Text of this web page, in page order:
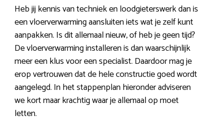
Heb jij kennis van techniek en loodgieterswerk dan is
een vloerverwarming aansluiten iets wat je zelf kunt
aanpakken. Is dit allemaal nieuw, of heb je geen tijd?
De vloerverwarming installeren is dan waarschijnlijk
meer een klus voor een specialist. Daardoor mag je
erop vertrouwen dat de hele constructie goed wordt
aangelegd. In het stappenplan hieronder adviseren
we kort maar krachtig waar je allemaal op moet
letten.